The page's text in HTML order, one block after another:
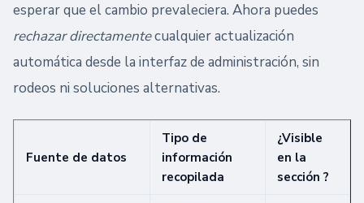
esperar que el cambio prevaleciera. Ahora puedes
rechazar directamentecualquier actualización
automática desde la interfaz de administración, sin
rodeos ni soluciones alternativas.
Fuente de datos
Tipo de
información
recopilada
¿Visible
en la
sección ?